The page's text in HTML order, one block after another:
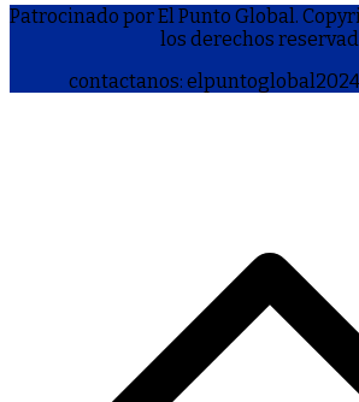
Patrocinado por El Punto Global.
los derechos
contactanos: